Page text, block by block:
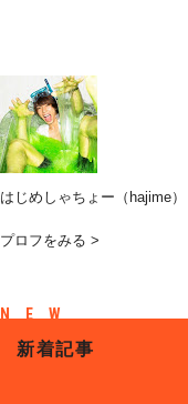
はじめしゃちょー（hajime）
プロフをみる >
新着記事